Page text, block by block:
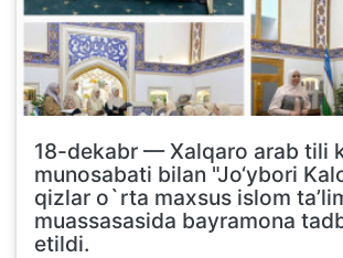
18-dekabr — Xalqaro arab tili
munosabati bilan "Jo‘ybori
qizlar o`rta maxsus islom
muassasasida bayramona
etildi.